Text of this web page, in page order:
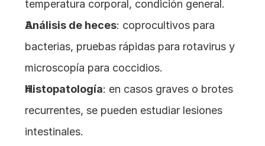
temperatura corporal, condición general.
Análisis de heces: coprocultivos para
bacterias, pruebas rápidas para rotavirus y
microscopía para coccidios.
Histopatología: en casos graves o brotes
recurrentes, se pueden estudiar lesiones
intestinales.